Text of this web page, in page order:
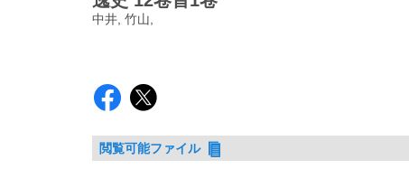
中井, 竹山,
閲覧可能ファイル